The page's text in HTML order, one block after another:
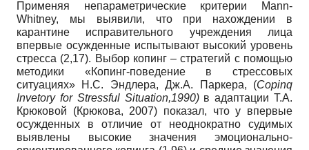
Применяя непараметрические критерии Mann-
Whitney, мы выявили, что при нахождении в
карантине исправительного учреждения лица
впервые осужденные испытывают высокий уровень
стресса (2,17). Выбор копинг – стратегий с помощью
методики «Копинг-поведение в стрессовых
ситуациях» Н.С. Эндлера, Дж.А. Паркера, (Copinq
Invetory for Stressful Situation,1990) в адаптации Т.А.
Крюковой (Крюкова, 2007) показал, что у впервые
осужденных в отличие
от неоднократно судимых
выявлены высокие значения эмоционально-